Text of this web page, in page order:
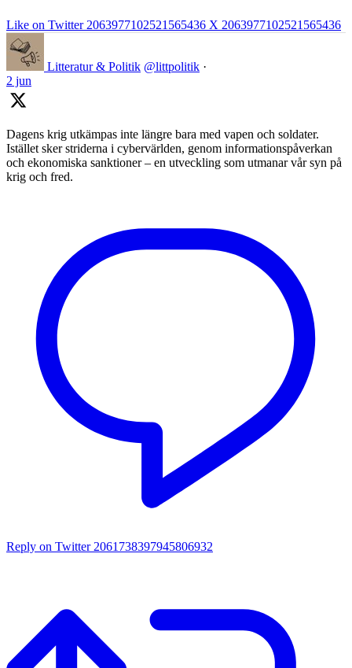
Like on Twitter 2063977102521565436 X 2063977102521565436
Litteratur & Politik @littpolitik ·
2 jun
Dagens krig utkämpas inte längre bara med vapen och soldater.
Istället sker striderna i cybervärlden, genom informationspåverkan
och ekonomiska sanktioner – en utveckling som utmanar vår syn på
krig och fred.
Reply on Twitter 2061738397945806932